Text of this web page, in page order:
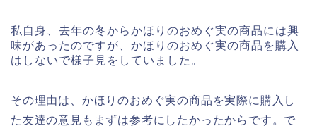
私自身、去年の冬からかほりのおめぐ実の商品には興
味があったのですが、かほりのおめぐ実の商品を購入
はしないで様子見をしていました。
その理由は、かほりのおめぐ実の商品を実際に購入し
た友達の意見もまずは参考にしたかったからです。で